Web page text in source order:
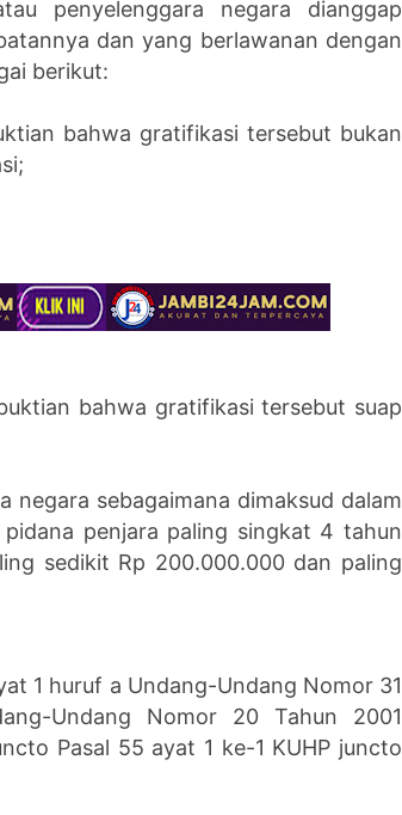
penyelenggara negara dianggap
dan yang berlawanan dengan
berikut:
bahwa gratifikasi tersebut bukan
bahwa gratifikasi tersebut suap
negara sebagaimana dimaksud dalam
penjara paling singkat 4 tahun
sedikit Rp 200.000.000 dan paling
1 huruf a Undang-Undang Nomor 31
Undang Nomor 20 Tahun 2001
Pasal 55 ayat 1 ke-1 KUHP juncto